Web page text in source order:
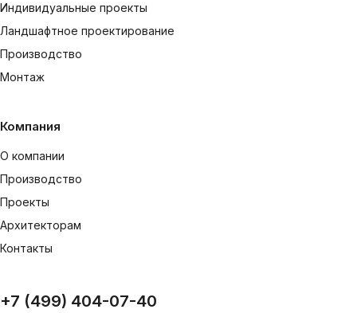
Индивидуальные проекты
Ландшафтное проектирование
Производство
Монтаж
Компания
О компании
Производство
Проекты
Архитекторам
Контакты
+7 (499) 404-07-40